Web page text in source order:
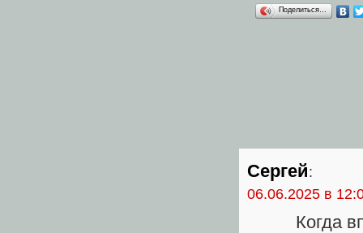
Поделиться…
Сергей:
06.06.2025 в
Когда